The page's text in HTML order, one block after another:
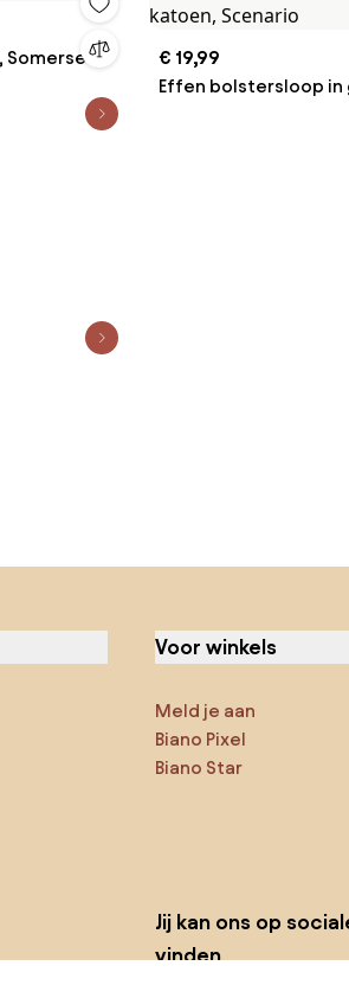
Somerset
€ 19,99
Effen bolstersloop in
Voor winkels
Meld je aan
Biano Pixel
Biano Star
Jij kan ons op
vinden